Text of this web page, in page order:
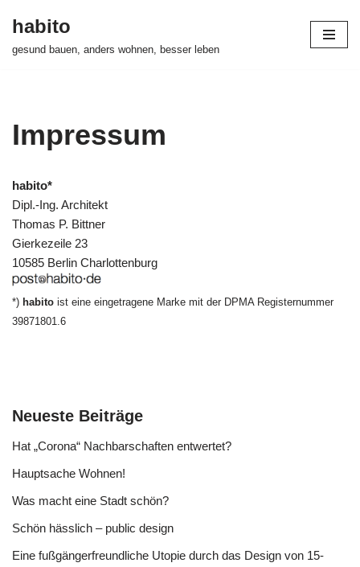
habito
gesund bauen, anders wohnen, besser leben
Impressum
habito*
Dipl.-Ing. Architekt
Thomas P. Bittner
Gierkezeile 23
10585 Berlin Charlottenburg
*) habito ist eine eingetragene Marke mit der DPMA Registernummer
39871801.6
Neueste Beiträge
Hat „Corona“ Nachbarschaften entwertet?
Hauptsache Wohnen!
Was macht eine Stadt schön?
Schön hässlich – public design
Eine fußgängerfreundliche Utopie durch das Design von 15-